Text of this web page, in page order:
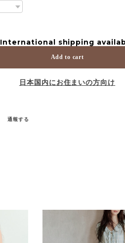
International shipping
Add to cart
日本国内にお住まいの方向け
通報する